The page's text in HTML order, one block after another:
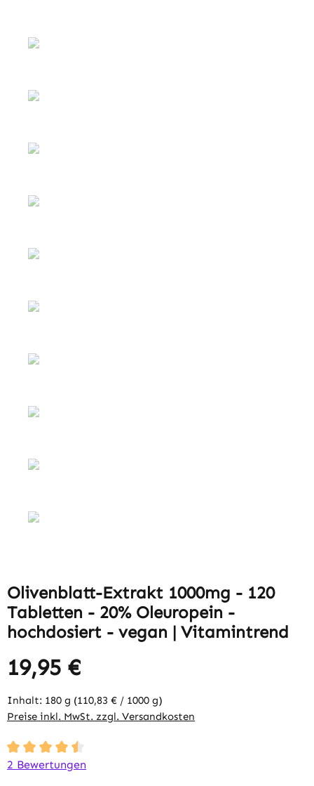
Olivenblatt-Extrakt 1000mg - 120
Tabletten - 20% Oleuropein -
hochdosiert - vegan | Vitamintrend
19,95 €
Inhalt: 180 g (110,83 € / 1000 g)
Preise inkl. MwSt. zzgl. Versandkosten
Durchschnittliche Bewertung von 4.5 von 5 Sternen
2 Bewertungen